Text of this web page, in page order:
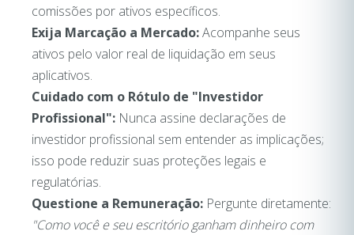
comissões por ativos específicos.
Exija Marcação a Mercado:Acompanhe seus
ativos pelo valor real de liquidação em seus
aplicativos.
Cuidado com o Rótulo de "Investidor
Profissional":Nunca assine declarações de
investidor profissional sem entender as implicações;
isso pode reduzir suas proteções legais e
regulatórias.
Questione a Remuneração:Pergunte diretamente:
"Como você e seu escritório ganham dinheiro com